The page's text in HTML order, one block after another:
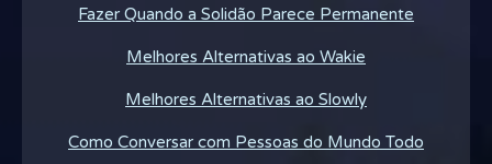
Fazer Quando a Solidão Parece Permanente
Melhores Alternativas ao Wakie
Melhores Alternativas ao Slowly
Como Conversar com Pessoas do Mundo Todo